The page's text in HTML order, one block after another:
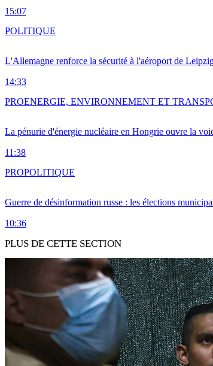
15:07
L'Allemagne renforce la sécurité à l'aéroport de
14:33
POLITIQUE
La pénurie d'énergie nucléaire en Hongrie ouvre la
11:38
PROENERGIE, ENVIRONNEMENT ET
Guerre de désinformation russe : les élections
10:36
PROPOLITIQUE
PLUS DE CETTE SECTION